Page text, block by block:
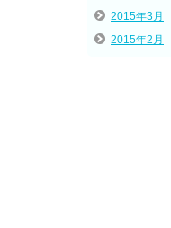
2015年3月
2015年2月